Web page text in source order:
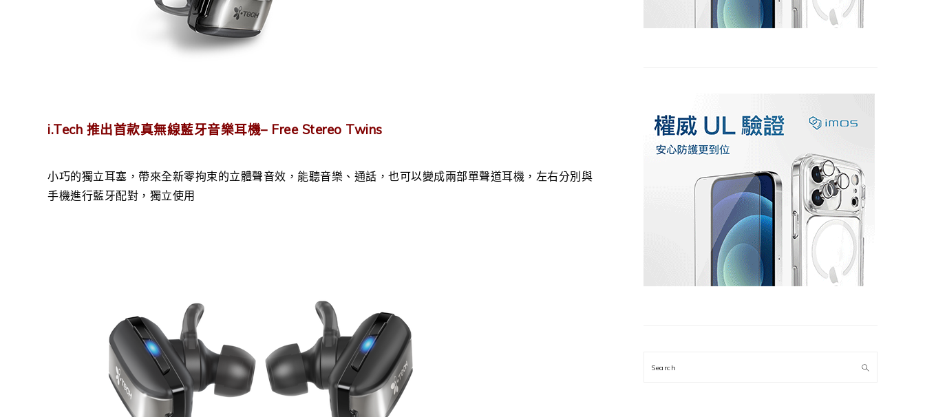
i.Tech 推出首款真無線藍牙音樂耳機– Free Stereo Twins
小巧的獨立耳塞，帶來全新零拘束的立體聲音效，能聽音樂、通話，也可以變成兩部單聲道耳機，左右分別與
手機進行藍牙配對，獨立使用
Search